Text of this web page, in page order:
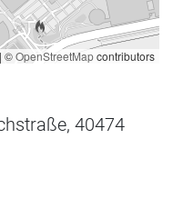
| ©OpenStreetMapcontributors
40474